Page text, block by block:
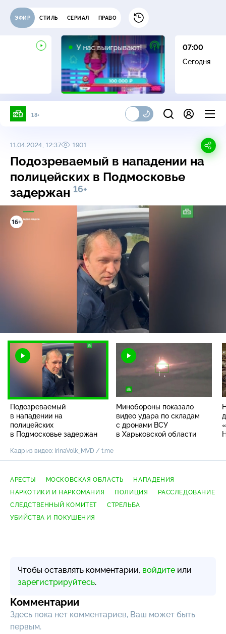
ЭФИР СТИЛЬ СЕРИАЛ ПРАВО
У нас выигрывают!
12+
07:00
Сегодня
18+
11.04.2024, 12:37 1901
Подозреваемый в нападении на
полицейских в Подмосковье
задержан 16+
:
100.00%
16+
Подозреваемый
в нападении на
полицейских
в Подмосковье задержан
Минобороны показало
видео удара по складам
с дронами ВСУ
в Харьковской области
Кадр из видео: IrinaVolk_MVD / t.me
АРЕСТЫ МОСКОВСКАЯ ОБЛАСТЬ
НАПАДЕНИЯ
НАРКОТИКИ И НАРКОМАНИЯ
ПОЛИЦИЯ
РАССЛЕДОВАНИЕ
СЛЕДСТВЕННЫЙ КОМИТЕТ
СТРЕЛЬБА
УБИЙСТВА И ПОКУШЕНИЯ
Чтобы оставлять комментарии, войдите или
зарегистрируйтесь.
Комментарии
Здесь пока нет комментариев, Ваш может быть
первым.